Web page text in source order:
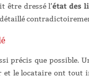
être dressé l’état des
précis que possible.
le locataire ont tout